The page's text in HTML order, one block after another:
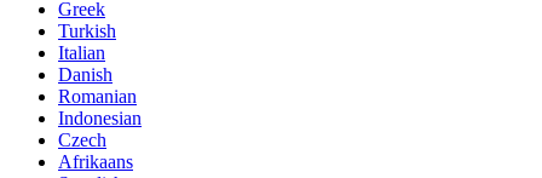
Greek
Turkish
Italian
Danish
Romanian
Indonesian
Czech
Afrikaans